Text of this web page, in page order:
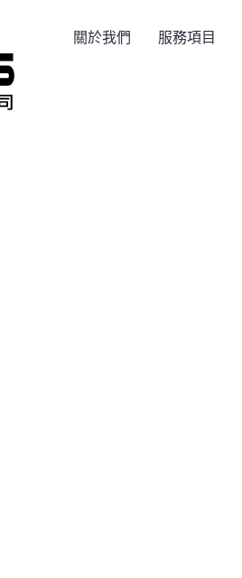
關於我們 服務項目